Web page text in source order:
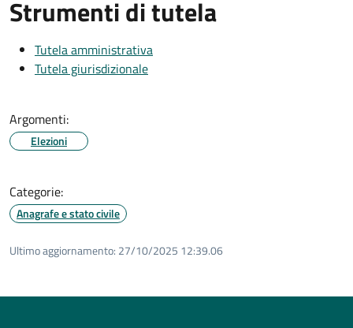
Strumenti di tutela
Tutela amministrativa
Tutela giurisdizionale
Argomenti:
Elezioni
Categorie:
Anagrafe e stato civile
Ultimo aggiornamento: 27/10/2025 12:39.06